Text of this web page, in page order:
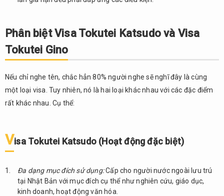
Phân biệt Visa Tokutei Katsudo và Visa
Tokutei Gino
Nếu chỉ nghe tên, chắc hẳn 80% người nghe sẽ nghĩ đây là cùng
một loại visa. Tuy nhiên, nó là hai loại khác nhau với các đặc điểm
rất khác nhau. Cụ thể:
Visa Tokutei Katsudo (Hoạt động đặc biệt)
Đa dạng mục đích sử dụng:Cấp cho người nước ngoài lưu trú
tại Nhật Bản với mục đích cụ thể như nghiên cứu, giáo dục,
kinh doanh, hoạt động văn hóa.